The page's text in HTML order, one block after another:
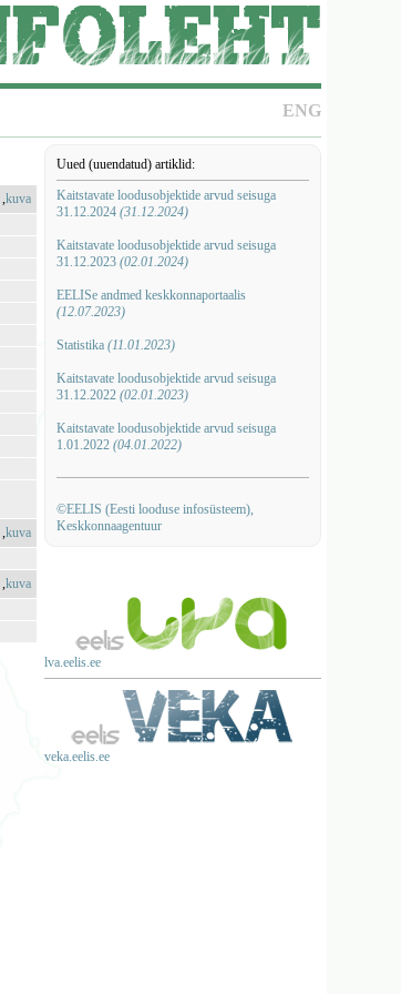
ENG
Uued (uuendatud) artiklid:
Kaitstavate loodusobjektide arvud seisuga
31.12.2024 (31.12.2024)
Kaitstavate loodusobjektide arvud seisuga
31.12.2023 (02.01.2024)
EELISe andmed keskkonnaportaalis
(12.07.2023)
Statistika (11.01.2023)
Kaitstavate loodusobjektide arvud seisuga
31.12.2022 (02.01.2023)
Kaitstavate loodusobjektide arvud seisuga
1.01.2022 (04.01.2022)
©EELIS (Eesti looduse infosüsteem),
Keskkonnaagentuur
lva.eelis.ee
veka.eelis.ee
,kuva
,kuva
,kuva